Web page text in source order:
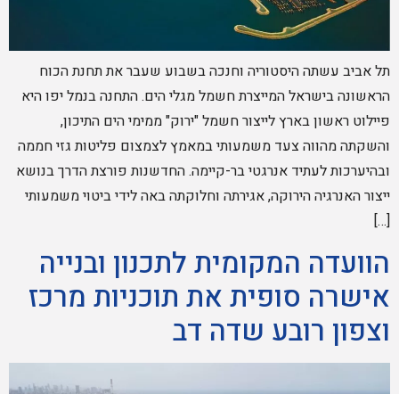
תל אביב עשתה היסטוריה וחנכה בשבוע שעבר את תחנת הכוח
הראשונה בישראל המייצרת חשמל מגלי הים. התחנה בנמל יפו היא
פיילוט ראשון בארץ לייצור חשמל "ירוק" ממימי הים התיכון,
והשקתה מהווה צעד משמעותי במאמץ לצמצום פליטות גזי חממה
ובהיערכות לעתיד אנרגטי בר-קיימה. החדשנות פורצת הדרך בנושא
ייצור האנרגיה הירוקה, אגירתה וחלוקתה באה לידי ביטוי משמעותי
[…]
הוועדה המקומית לתכנון ובנייה
אישרה סופית את תוכניות מרכז
וצפון רובע שדה דב